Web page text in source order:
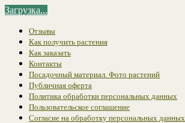
Загрузка...
Отзывы
Как получить растения
Как заказать
Контакты
Посадочный материал. Фото растений
Публичная оферта
Политика обработки персональных данных
Пользовательское соглашение
Согласие на обработку персональных данных